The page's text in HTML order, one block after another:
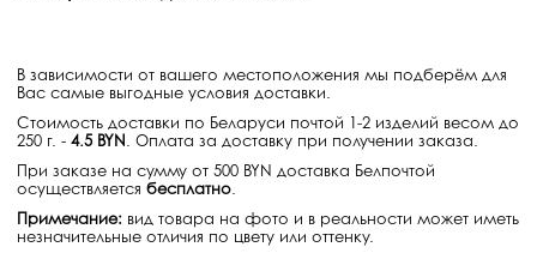
В зависимости от вашего местоположения мы подберём для
Вас самые выгодные условия доставки.
Стоимость доставки по Беларуси почтой 1-2 изделий весом до
250 г. -4.5 BYN. Оплата за доставку при получении заказа.
При заказе на сумму от 500 BYN доставка Белпочтой
осуществляетсябесплатно.
Примечание: вид товара на фото и в реальности может иметь
незначительные отличия по цвету или оттенку.